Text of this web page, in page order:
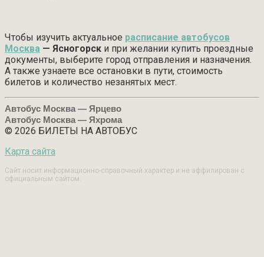
Чтобы изучить актуальное расписание автобусов
Москва — Ясногорск и при желании купить проездные
документы, выберите город отправления и назначения.
А также узнаете все остановки в пути, стоимость
билетов и количество незанятых мест.
Автобус Москва — Ярцево
Автобус Москва — Яхрома
© 2026 БИЛЕТЫ НА АВТОБУС
Карта сайта
Сайт носит информационно-справочный характер и не аффилирован с
официальным сайтом.